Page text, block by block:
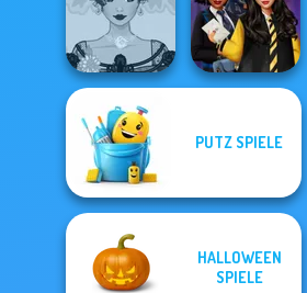
Star Wars Avatar
Creator
Manga Creator
Vampire Hunter
P...
Belle Époque
Costume Creator
Hogwarts
PUTZ SPIELE
HALLOWEEN
SPIELE